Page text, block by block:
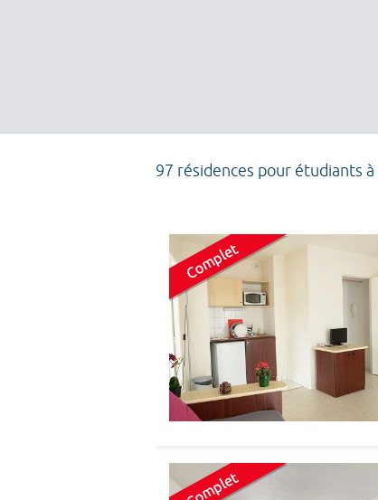
97 résidences pour étudiants à